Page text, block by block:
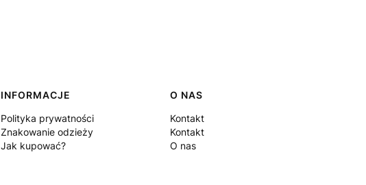
INFORMACJE
Polityka prywatności
Znakowanie odzieży
Jak kupować?
O NAS
Kontakt
Kontakt
O nas